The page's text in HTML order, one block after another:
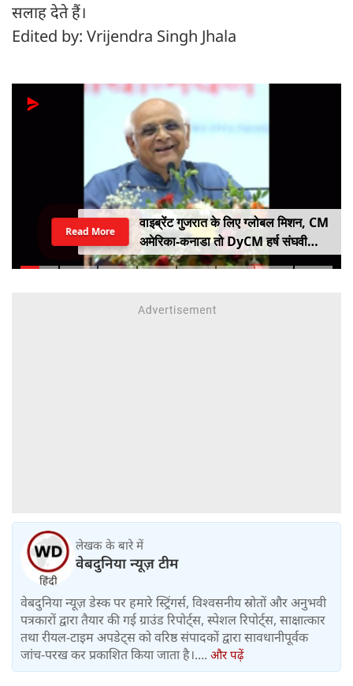
सलाह देते हैं।
Edited by: Vrijendra Singh Jhala
वाइब्रेंट गुजरात के लिए ग्लोबल मिशन, CM
अमेरिका-कनाडा तो DyCM हर्ष संघवी
संभालेंगे जापान-यूरोप का मोर्चा
Read More
लेखक के बारे में
वेबदुनिया न्यूज़ टीम
वेबदुनिया न्यूज़ डेस्क पर हमारे स्ट्रिंगर्स, विश्वसनीय स्रोतों और अनुभवी
पत्रकारों द्वारा तैयार की गई ग्राउंड रिपोर्ट्स, स्पेशल रिपोर्ट्स, साक्षात्कार
तथा रीयल-टाइम अपडेट्स को वरिष्ठ संपादकों द्वारा सावधानीपूर्वक
जांच-परख कर प्रकाशित किया जाता है।.... और पढ़ें